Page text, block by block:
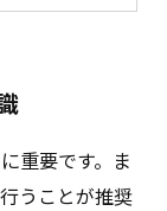
重要です。ま
うことが推奨